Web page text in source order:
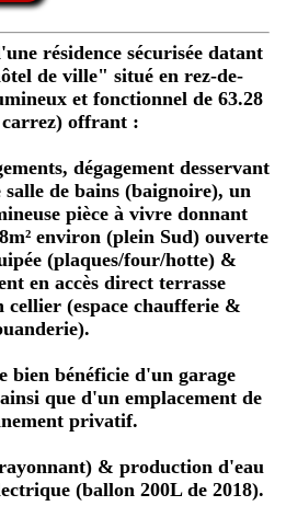
résidence sécurisée datant
de ville" situé en rez-de-
et fonctionnel de 63.28
carrez) offrant :
dégagement desservant
salle de bains (baignoire), un
pièce à vivre donnant
environ (plein Sud) ouverte
(plaques/four/hotte) &
en accès direct terrasse
cellier (espace chaufferie &
bien bénéficie d'un garage
que d'un emplacement de
privatif.
& production d'eau
(ballon 200L de 2018).